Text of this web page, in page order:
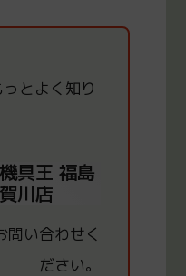
と よく知り
具王 福島
川店
問い合わせく
ださい。